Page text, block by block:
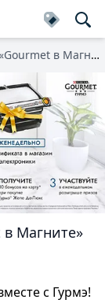
в Магните»
Магните»
с Гурмэ!